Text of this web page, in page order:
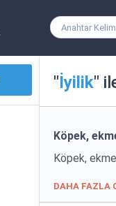
"İyilik"
Köpek,
Köpek,
DAHA FAZLA